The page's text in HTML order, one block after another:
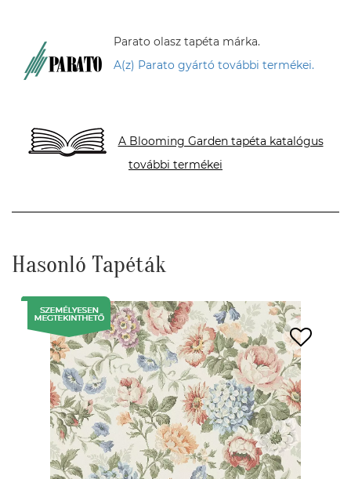
Parato olasz tapéta márka.
A(z) Parato gyártó további termékei.
A Blooming Garden tapéta katalógus
további termékei
Hasonló Tapéták